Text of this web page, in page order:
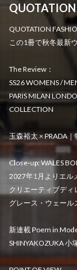
QUOTATION
QUOTATION
この1冊で秋冬最新
The Review：
SS26 WOMENS /
PARIS MILAN
COLLECTION
玉森裕太 × PRADA
Close-up: WALES
2027年1月よりエル
クリエーティブディ
グレース・ウェール
新連載 Poem in
SHINYAKOZUKA 小